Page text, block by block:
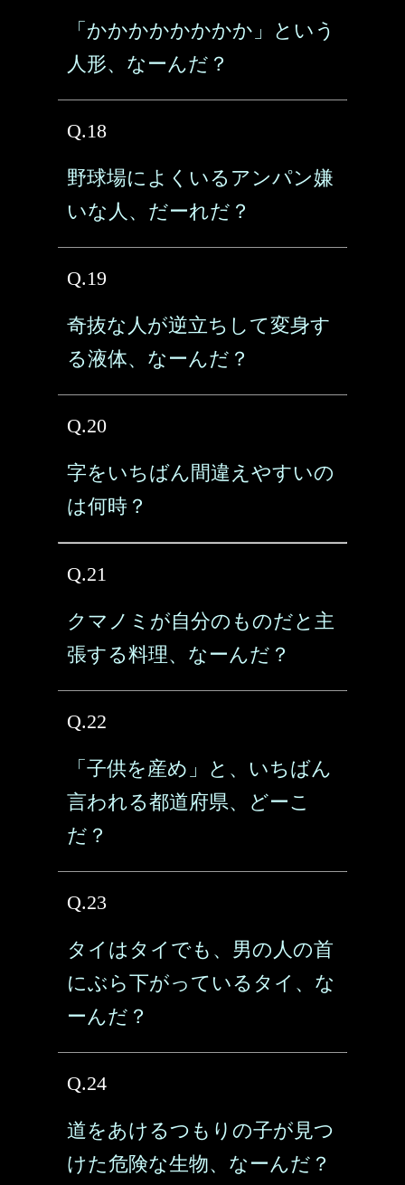
「かかかかかかかか」という
人形、なーんだ？
Q.18
野球場によくいるアンパン嫌
いな人、だーれだ？
Q.19
奇抜な人が逆立ちして変身す
る液体、なーんだ？
Q.20
字をいちばん間違えやすいの
は何時？
Q.21
クマノミが自分のものだと主
張する料理、なーんだ？
Q.22
「子供を産め」と、いちばん
言われる都道府県、どーこ
だ？
Q.23
タイはタイでも、男の人の首
にぶら下がっているタイ、な
ーんだ？
Q.24
道をあけるつもりの子が見つ
けた危険な生物、なーんだ？